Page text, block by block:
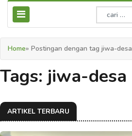
Home» Postingan dengan tag jiwa-desa
Tags: jiwa-desa
ARTIKEL TERBARU